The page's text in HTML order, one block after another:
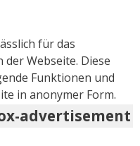
für das
Webseite. Diese
Funktionen und
in anonymer Form.
advertisement